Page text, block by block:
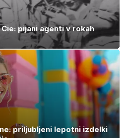
pijani agenti v rokah
priljubljeni lepotni izdelki